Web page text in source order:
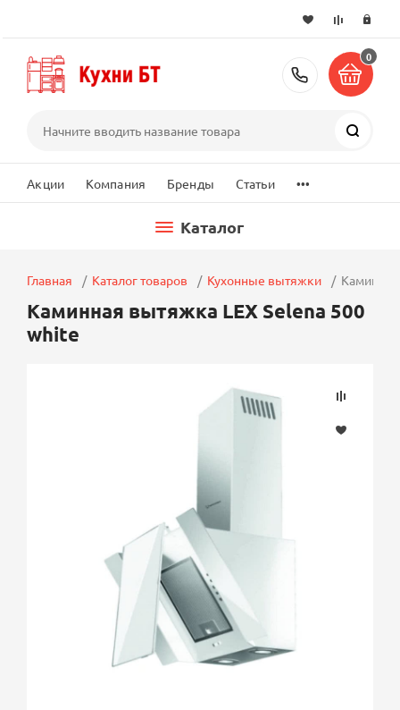
+7 (495)
0
Акции Компания Бренды Статьи ...
Каталог
Главная Каталог товаров Кухонные вытяжки
Каминная вытяжка LEX Selena 500
white